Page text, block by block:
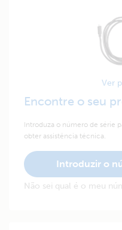
Ver
Encontre o seu
Introduza o número de série
obter assistência técnica.
Introduzir o
Não sei qual é o meu